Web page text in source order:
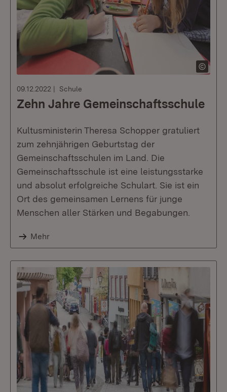
09.12.2022 Schule
Zehn Jahre Gemeinschaftsschule
Kultusministerin Theresa Schopper gratuliert
zum zehnjährigen Geburtstag der
Gemeinschaftsschulen im Land. Die
Gemeinschaftsschule ist eine leistungsstarke
und absolut erfolgreiche Schulart. Sie ist ein
Ort des gemeinsamen Lernens für junge
Menschen aller Stärken und Begabungen.
Mehr